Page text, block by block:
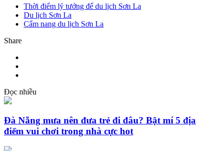
Thời điểm lý tưởng để du lịch Sơn La
Du lịch Sơn La
Cẩm nang du lịch Sơn La
Share
Đọc nhiều
Đà Nẵng mưa nên đưa trẻ đi đâu? Bật mí 5 địa
điểm vui chơi trong nhà cực hot